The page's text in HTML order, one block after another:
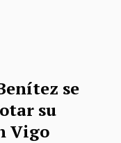
se
su
Vigo